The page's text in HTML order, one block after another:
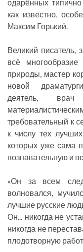
одарённых
как известно,
Максим Горький.
Великий писатель,
всё
природы, мастер
новой
деятель,
требовательный к
к числу тех
которых уже сама
познавательную и
«Он за всем
волновался,
лучшие русские
Он... никогда не
никогда не
плодотворную